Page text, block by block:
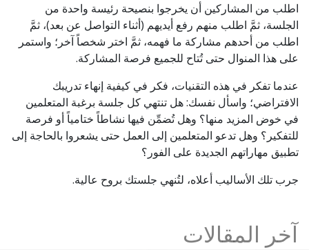
اطلب من المشاركين أن يخرجوا بنصيحة رئيسة واحدة من
الجلسة، ثمَّ اطلب منهم رفع أيديهم (أثناء التواصل عن بعد)، ثمَّ
اطلب من أحدهم مشاركة ما فهمه، ثمَّ اختر شخصاً آخر؛ واستمر
على هذا المنوال حتى تُتاح للجميع فرصة المشاركة.
عندما تفكر في هذه التقنيات، فكر في كيفية إنهاء تدريبك
الافتراضي؛ واسأل نفسك: هل تنتهي كل جلسة برغبة المتعلمين
في خوض المزيد منها؟ وهل تُضمِّن فيها نشاطاً ختامياً أو فرصة
للتفكير؟ وهل تدعو المتعلمين إلى العمل حتى يشعروا بالحاجة إلى
تطبيق مهاراتهم الجديدة على الفور؟
جرب تلك الأساليب أعلاه، لتُنهي جلستك بروح عالية.
آخر المقالات